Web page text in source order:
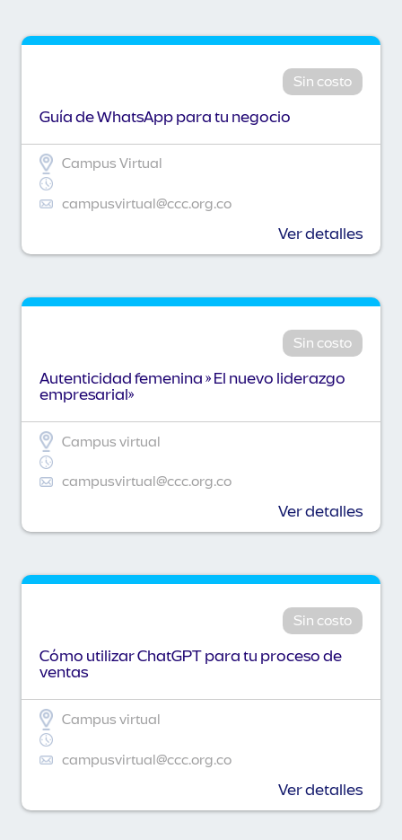
Sin costo
Guía de WhatsApp para tu negocio
Campus Virtual
campusvirtual@ccc.org.co
Ver detalles
Sin costo
Autenticidad femenina » El nuevo liderazgo
empresarial»
Campus virtual
campusvirtual@ccc.org.co
Ver detalles
Sin costo
Cómo utilizar ChatGPT para tu proceso de
ventas
Campus virtual
campusvirtual@ccc.org.co
Ver detalles